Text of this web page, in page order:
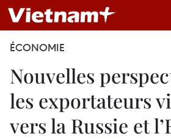
ÉCONOMIE
Nouvelles
les exportateurs
vers la Russie et